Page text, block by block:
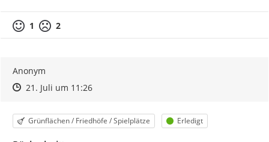
1 2
Anonym
Zeitpunkt des Erstellens
Zeitpunkt des Erstellens
21. Juli um 11:26Zur Äußerung
Kategorie
Grünflächen / Friedhöfe / Spielplätze Status
Erledigt